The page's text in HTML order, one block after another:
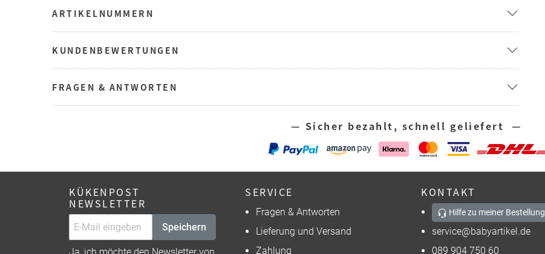
ARTIKELNUMMERN
KUNDENBEWERTUNGEN
FRAGEN & ANTWORTEN
— Sicher bezahlt, schnell geliefert —
KÜKENPOST
NEWSLETTER
Speichern
SERVICE
Fragen & Antworten
Lieferung und Versand
Zahlung
KONTAKT
Hilfe zu meiner Bestellung
service@babyartikel.de
089 904 750 60